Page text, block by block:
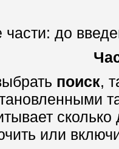
до
поиск,
или